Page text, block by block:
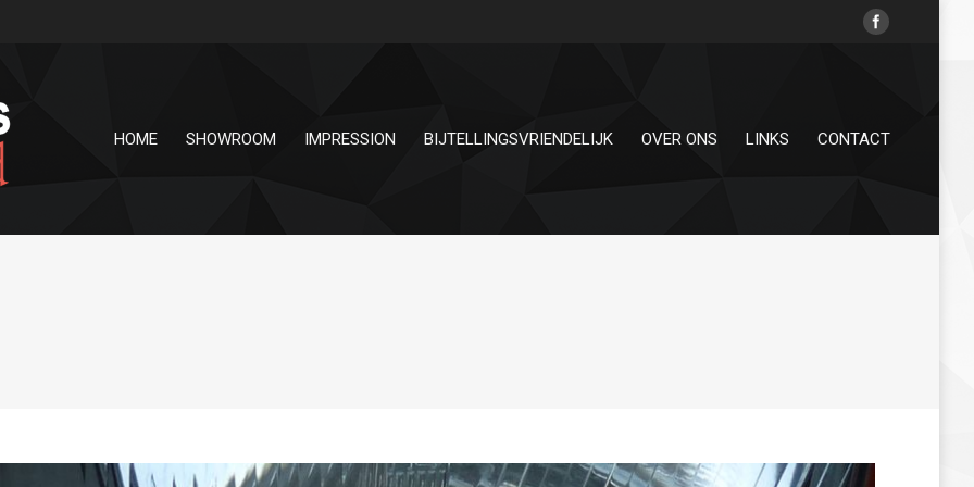
HOME SHOWROOM IMPRESSION BIJTELLINGSVRIENDELIJK OVER ONS LINKS CONTACT